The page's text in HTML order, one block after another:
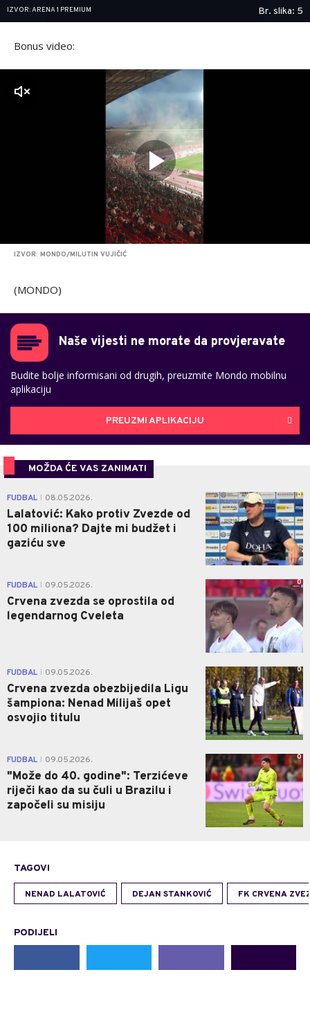
IZVOR: ARENA 1 PREMIUM Br. slika: 5
Bonus video:
IZVOR: MONDO/MILUTIN VUJIČIĆ
(MONDO)
Naše vijesti ne morate da provjeravate
Budite bolje informisani od drugih, preuzmite Mondo mobilnu
aplikaciju
PREUZMI APLIKACIJU
MOŽDA ĆE VAS ZANIMATI
FUDBAL 08.05.2026.
Lalatović: Kako protiv Zvezde od
100 miliona? Dajte mi budžet i
gaziću sve
0
FUDBAL 09.05.2026.
Crvena zvezda se oprostila od
legendarnog Cveleta
0
FUDBAL 09.05.2026.
Crvena zvezda obezbijedila Ligu
šampiona: Nenad Milijaš opet
osvojio titulu
0
FUDBAL 09.05.2026.
"Može do 40. godine": Terzićeve
riječi kao da su čuli u Brazilu i
započeli su misiju
0
TAGOVI
NENAD LALATOVIĆ DEJAN STANKOVIĆ FK CRVENA
PODIJELI